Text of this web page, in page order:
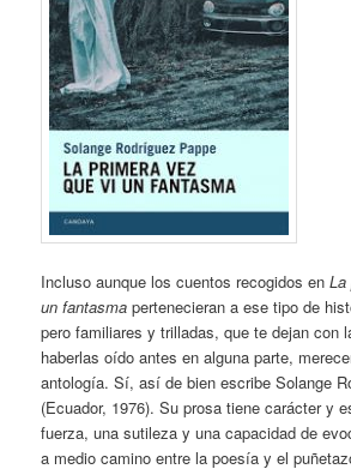
Incluso aunque los cuentos recogidos enLa
un fantasma pertenecieran a ese tipo de
pero familiares y trilladas, que te dejan con
haberlas oído antes en alguna parte,
antología. Sí, así de bien escribe Solange
(Ecuador, 1976). Su prosa tiene carácter y
fuerza, una sutileza y una capacidad de
a medio camino entre la poesía y el